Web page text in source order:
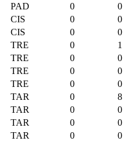
PAD 0
0
CIS 0
0
CIS 0
0
TRE 0
1
TRE 0
0
TRE 0
0
TRE 0
0
TAR 0
8
TAR 0
0
TAR 0
0
TAR 0
0